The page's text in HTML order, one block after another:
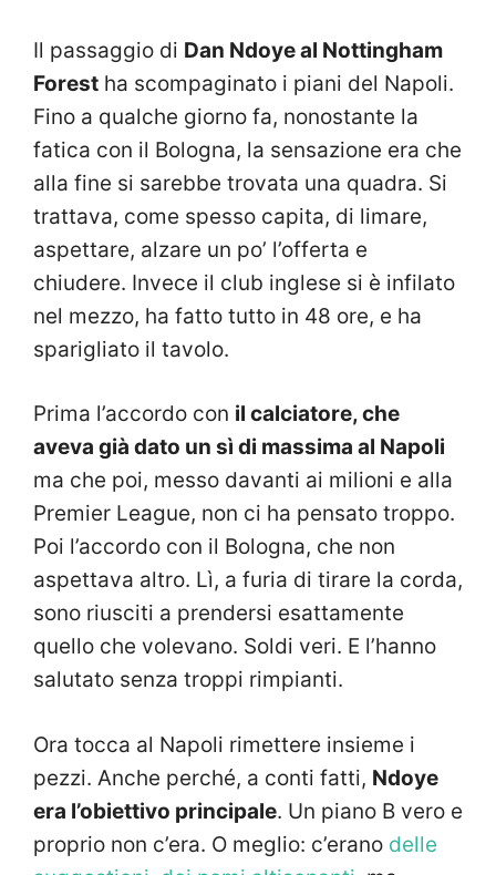
Il passaggio di Dan Ndoye al Nottingham
Forest ha scompaginato i piani del Napoli.
Fino a qualche giorno fa, nonostante la
fatica con il Bologna, la sensazione era che
alla fine si sarebbe trovata una quadra. Si
trattava, come spesso capita, di limare,
aspettare, alzare un po’ l’offerta e
chiudere. Invece il club inglese si è infilato
nel mezzo, ha fatto tutto in 48 ore, e ha
sparigliato il tavolo.
Prima l’accordo con il calciatore, che
aveva già dato un sì di massima al Napoli
ma che poi, messo davanti ai milioni e alla
Premier League, non ci ha pensato troppo.
Poi l’accordo con il Bologna, che non
aspettava altro. Lì, a furia di tirare la corda,
sono riusciti a prendersi esattamente
quello che volevano. Soldi veri. E l’hanno
salutato senza troppi rimpianti.
Ora tocca al Napoli rimettere insieme i
pezzi. Anche perché, a conti fatti, Ndoye
era l’obiettivo principale. Un piano B vero e
proprio non c’era. O meglio: c’erano delle